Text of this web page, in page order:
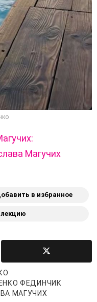
Магучих
в избранное
ФЕДИНЧИК
МАГУЧИХ